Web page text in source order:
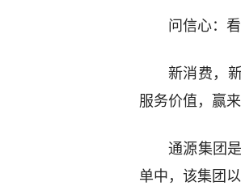
问信心：
新消费，
服务价值，赢
通源集团
单中，该集团